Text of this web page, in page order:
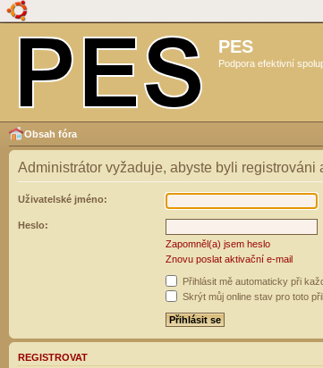
PES
Podpora efektivní
Obsah fóra
Administrátor vyžaduje, abyste byli registrováni
Uživatelské jméno:
Heslo:
Zapomněl(a) jsem heslo
Znovu poslat aktivační e-mail
Přihlásit mě automaticky při
Skrýt můj online stav pro toto
REGISTROVAT